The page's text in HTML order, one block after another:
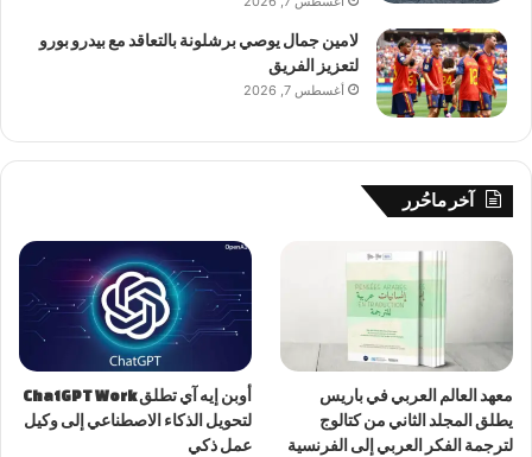
لامين جمال يوصي برشلونة بالتعاقد مع بيدرو بورو
لتعزيز الفريق
أغسطس 7, 2026
آخر ماحُرر
معهد العالم العربي في باريس
يطلق المجلد الثاني من كتالوج
لترجمة الفكر العربي إلى الفرنسية
أوبن إيه آي تطلق ChatGPT Work
لتحويل الذكاء الاصطناعي إلى وكيل
عمل ذكي